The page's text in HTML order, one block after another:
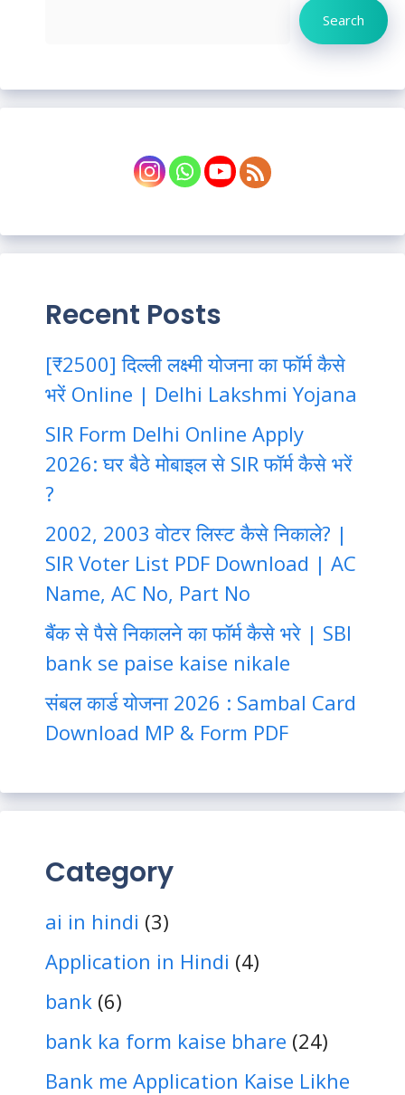
Search
Recent Posts
[₹2500] दिल्ली लक्ष्मी योजना का फॉर्म कैसे
भरें Online | Delhi Lakshmi Yojana
SIR Form Delhi Online Apply
2026: घर बैठे मोबाइल से SIR फॉर्म कैसे भरें
?
2002, 2003 वोटर लिस्ट कैसे निकाले? |
SIR Voter List PDF Download | AC
Name, AC No, Part No
बैंक से पैसे निकालने का फॉर्म कैसे भरे | SBI
bank se paise kaise nikale
संबल कार्ड योजना 2026 : Sambal Card
Download MP & Form PDF
Category
ai in hindi (3)
Application in Hindi (4)
bank (6)
bank ka form kaise bhare (24)
Bank me Application Kaise Likhe